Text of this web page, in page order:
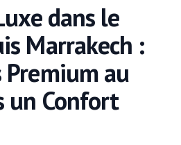
dans le
Marrakech :
Premium au
un Confort